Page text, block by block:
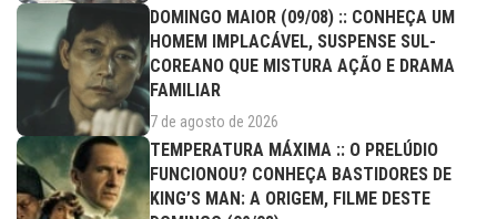
DOMINGO MAIOR (09/08) :: CONHEÇA UM
HOMEM IMPLACÁVEL, SUSPENSE SUL-
COREANO QUE MISTURA AÇÃO E DRAMA
FAMILIAR
7 de agosto de 2026
TEMPERATURA MÁXIMA :: O PRELÚDIO
FUNCIONOU? CONHEÇA BASTIDORES DE
KING’S MAN: A ORIGEM, FILME DESTE